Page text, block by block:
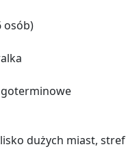
osób)
dużych miast,